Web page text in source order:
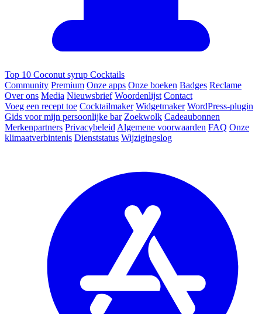
Top 10 Coconut syrup Cocktails
Community Premium Onze apps Onze boeken Badges Reclame
Over ons Media Nieuwsbrief Woordenlijst Contact
Voeg een recept toe Cocktailmaker Widgetmaker WordPress-plugin
Gids voor mijn persoonlijke bar Zoekwolk Cadeaubonnen
Merkenpartners Privacybeleid Algemene voorwaarden FAQ Onze
klimaatverbintenis Dienststatus Wijzigingslog